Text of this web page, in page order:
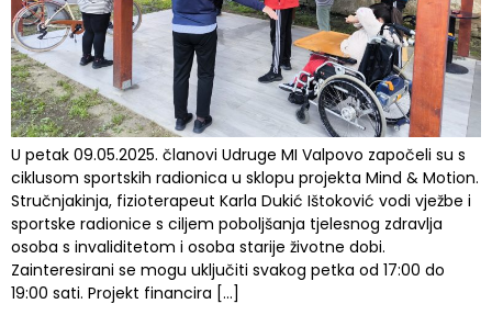
U petak 09.05.2025. članovi Udruge MI Valpovo započeli su s
ciklusom sportskih radionica u sklopu projekta Mind & Motion.
Stručnjakinja, fizioterapeut Karla Dukić Ištoković vodi vježbe i
sportske radionice s ciljem poboljšanja tjelesnog zdravlja
osoba s invaliditetom i osoba starije životne dobi.
Zainteresirani se mogu uključiti svakog petka od 17:00 do
19:00 sati. Projekt financira […]